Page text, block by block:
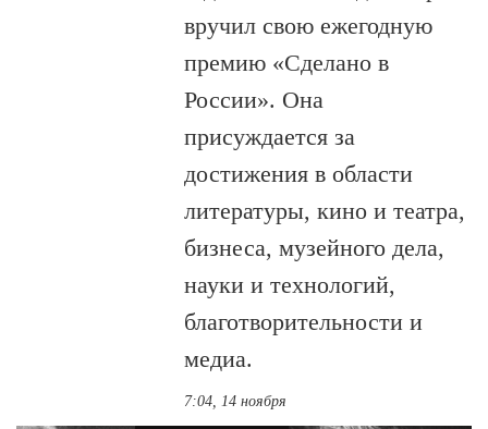
вручил свою ежегодную
премию «Сделано в
России». Она
присуждается за
достижения в области
литературы, кино и театра,
бизнеса, музейного дела,
науки и технологий,
благотворительности и
медиа.
7:04, 14 ноября